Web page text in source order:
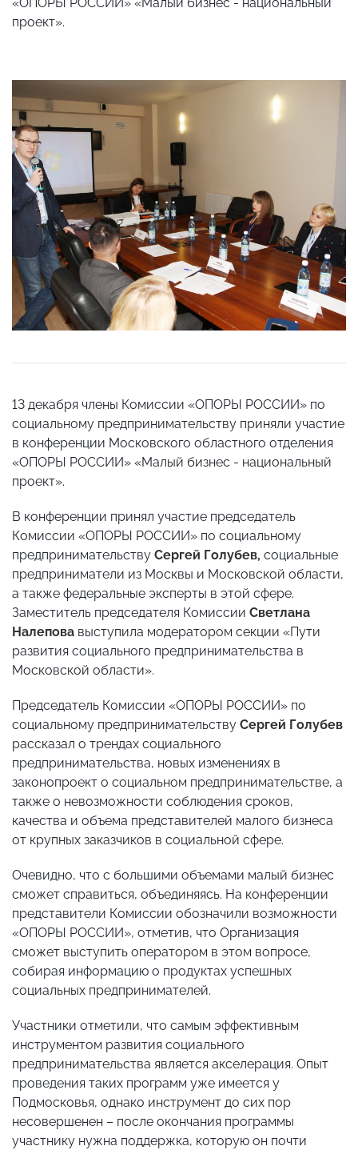
проект».
13 декабря члены Комиссии «ОПОРЫ РОССИИ» по
социальному предпринимательству приняли участие
в конференции Московского областного отделения
«ОПОРЫ РОССИИ» «Малый бизнес - национальный
проект».
В конференции принял участие председатель
Комиссии «ОПОРЫ РОССИИ» по социальному
предпринимательству Сергей Голубев, социальные
предприниматели из Москвы и Московской области,
а также федеральные эксперты в этой сфере.
Заместитель председателя Комиссии Светлана
Налепова выступила модератором секции «Пути
развития социального предпринимательства в
Московской области».
Председатель Комиссии «ОПОРЫ РОССИИ» по
социальному предпринимательству Сергей Голубев
рассказал о трендах социального
предпринимательства, новых изменениях в
законопроект о социальном предпринимательстве, а
также о невозможности соблюдения сроков,
качества и объема представителей малого бизнеса
от крупных заказчиков в социальной сфере.
Очевидно, что с большими объемами малый бизнес
сможет справиться, объединяясь. На конференции
представители Комиссии обозначили возможности
«ОПОРЫ РОССИИ», отметив, что Организация
сможет выступить оператором в этом вопросе,
собирая информацию о продуктах успешных
социальных предпринимателей.
Участники отметили, что самым эффективным
инструментом развития социального
предпринимательства является акселерация. Опыт
проведения таких программ уже имеется у
Подмосковья, однако инструмент до сих пор
несовершенен – после окончания программы
участнику нужна поддержка, которую он почти